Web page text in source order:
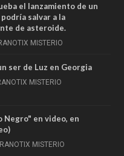
el lanzamiento de un
salvar a la
de asteroide.
MISTERIO
ser de Luz en Georgia
MISTERIO
Negro" en video, en
MISTERIO